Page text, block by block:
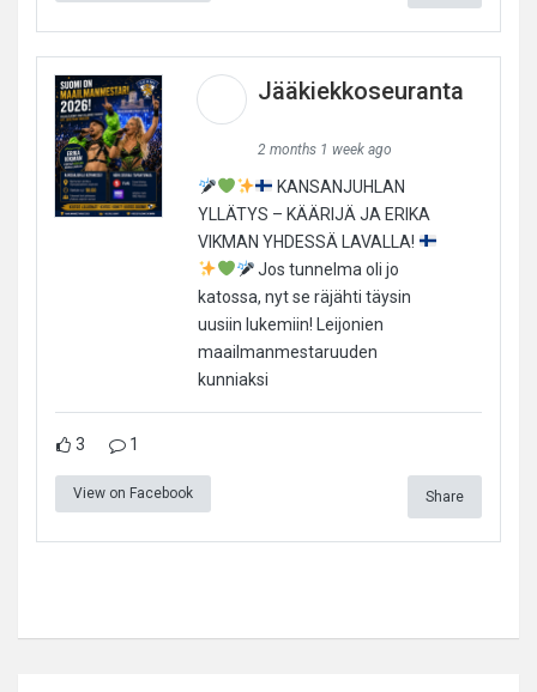
Jääkiekkoseuranta
2 months 1 week ago
KANSANJUHLAN
YLLÄTYS – KÄÄRIJÄ JA ERIKA
VIKMAN YHDESSÄ LAVALLA!
Jos tunnelma oli jo
katossa, nyt se räjähti täysin
uusiin lukemiin! Leijonien
maailmanmestaruuden
kunniaksi
3 1
View on Facebook Share